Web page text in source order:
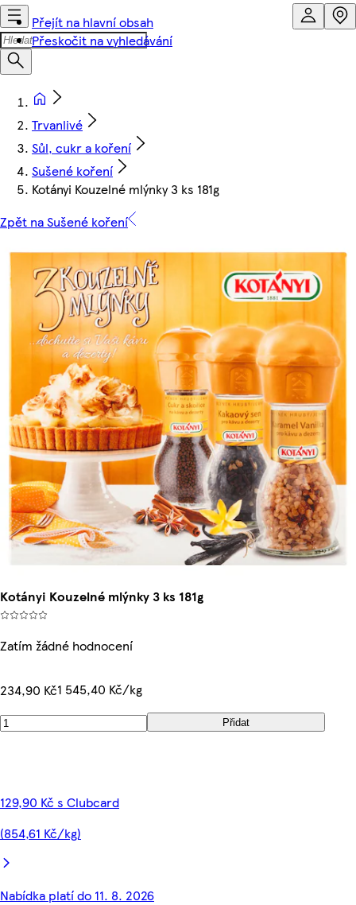
Přejít na hlavní obsah
Přeskočit na vyhledávání
Trvanlivé
Sůl, cukr a koření
Sušené koření
Kotányi Kouzelné mlýnky 3 ks 181g
Zpět na Sušené koření
Kotányi Kouzelné mlýnky 3 ks 181g
Zatím žádné hodnocení
234,90 Kč1 545,40 Kč/kg
Přidat
129,90 Kč s Clubcard
(854,61 Kč/kg)
Nabídka platí do 11. 8. 2026